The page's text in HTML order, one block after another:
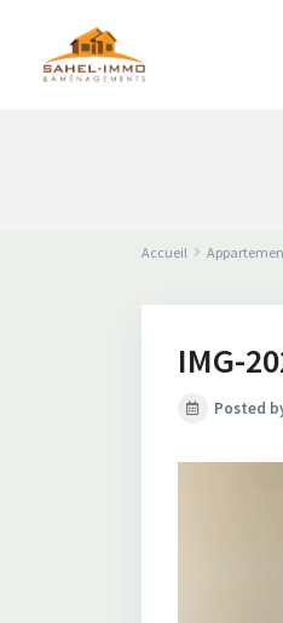
Accueil
IMG-
Posted